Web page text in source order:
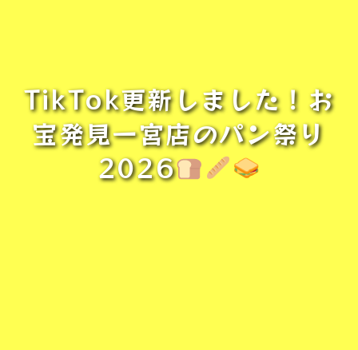
TikTok更新しました！お
宝発見一宮店のパン祭り
2026